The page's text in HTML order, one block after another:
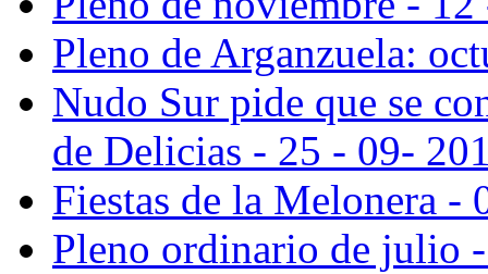
Pleno de Arganzuela:
Nudo Sur pide que se
de Delicias - 25 - 09-
Fiestas de la Melonera -
Pleno ordinario de julio